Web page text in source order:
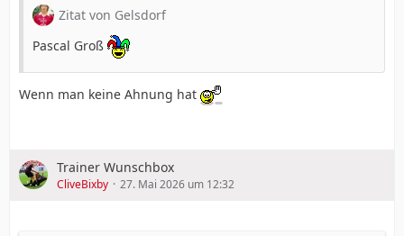
Zitat von Gelsdorf
Pascal Groß
Wenn man keine Ahnung hat
Trainer Wunschbox
CliveBixby 27. Mai 2026 um 12:32